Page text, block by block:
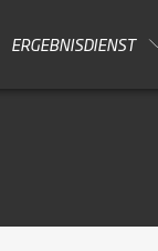
ERGEBNISDIENST